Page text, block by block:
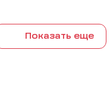
Показать еще